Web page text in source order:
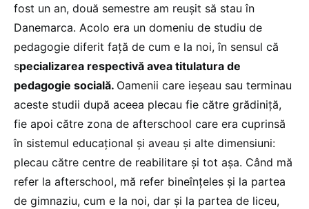
fost un an, două semestre am reușit să stau în
Danemarca. Acolo era un domeniu de studiu de
pedagogie diferit față de cum e la noi, în sensul că
specializarea respectivă avea titulatura de
pedagogie socială. Oamenii care ieșeau sau terminau
aceste studii după aceea plecau fie către grădiniță,
fie apoi către zona de afterschool care era cuprinsă
în sistemul educațional și aveau și alte dimensiuni:
plecau către centre de reabilitare și tot așa. Când mă
refer la afterschool, mă refer bineînțeles și la partea
de gimnaziu, cum e la noi, dar și la partea de liceu,